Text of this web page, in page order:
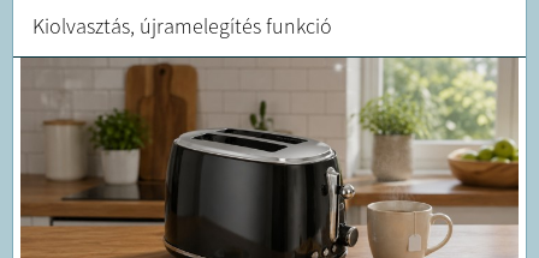
Kiolvasztás, újramelegítés funkció